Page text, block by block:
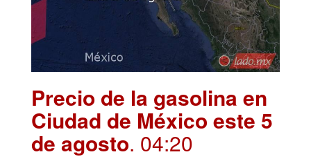
Precio de la gasolina en
Ciudad de México este 5
de agosto. 04:20